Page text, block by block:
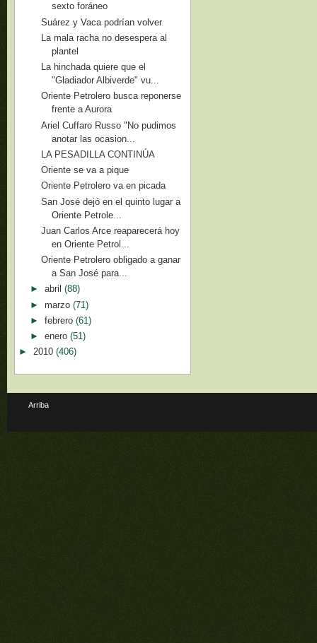
sexto foráneo
Suárez y Vaca podrían volver
La mala racha no desespera al
plantel
La hinchada quiere que el
"Gladiador Albiverde" vu...
Oriente Petrolero busca reponerse
frente a Aurora
Ariel Cuffaro Russo "No pudimos
anotar las ocasion...
LA PESADILLA CONTINÚA
Oriente se va a pique
Oriente Petrolero va en picada
San José dejó en el quinto lugar a
Oriente Petrole...
Juan Carlos Arce reaparecerá hoy
en Oriente Petrol...
Oriente Petrolero obligado a ganar
a San José para...
► abril (88)
► marzo (71)
► febrero (61)
► enero (51)
► 2010 (406)
Arriba